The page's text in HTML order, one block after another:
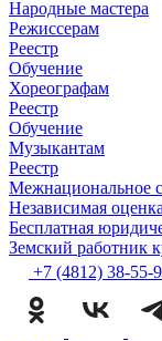
Народные мастера
Режиссерам
Реестр
Обучение
Хореографам
Реестр
Обучение
Музыкантам
Реестр
Межнациональное
Независимая
Бесплатная
Земский работник
+7 (4812) 38-55-